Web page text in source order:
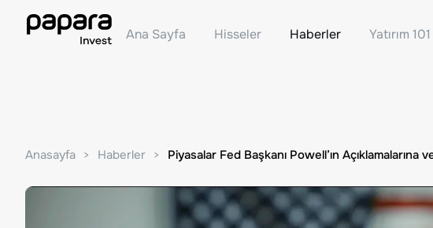
Ana Sayfa Hisseler Haberler Yatırım 101
Anasayfa Haberler Piyasalar Fed Başkanı Powell’ın